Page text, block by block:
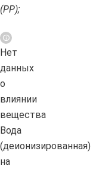
(PP);
Нет
данных
о
влиянии
вещества
Вода
(деионизированная)
на